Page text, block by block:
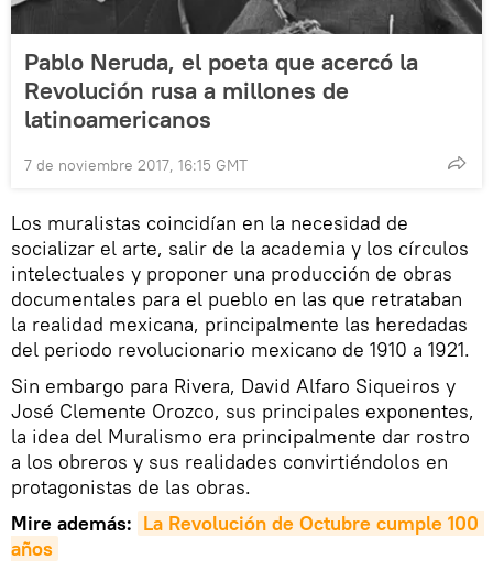
Pablo Neruda, el poeta que acercó la
Revolución rusa a millones de
latinoamericanos
7 de noviembre 2017, 16:15 GMT
Los muralistas coincidían en la necesidad de
socializar el arte, salir de la academia y los círculos
intelectuales y proponer una producción de obras
documentales para el pueblo en las que retrataban
la realidad mexicana, principalmente las heredadas
del periodo revolucionario mexicano de 1910 a 1921.
Sin embargo para Rivera, David Alfaro Siqueiros y
José Clemente Orozco, sus principales exponentes,
la idea del Muralismo era principalmente dar rostro
a los obreros y sus realidades convirtiéndolos en
protagonistas de las obras.
Mire además: La Revolución de Octubre cumple 100
años